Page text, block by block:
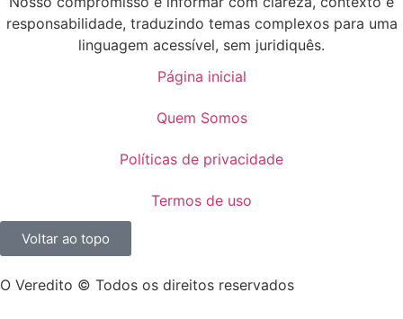
responsabilidade, traduzindo temas complexos para uma
linguagem acessível, sem juridiquês.
Página inicial
Quem Somos
Políticas de privacidade
Termos de uso
Voltar ao topo
O Veredito © Todos os direitos reservados